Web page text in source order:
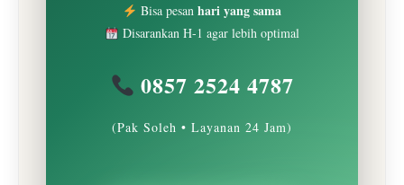
Bisa pesan hari yang sama
Disarankan H-1 agar lebih optimal
0857 2524 4787
(Pak Soleh • Layanan 24 Jam)